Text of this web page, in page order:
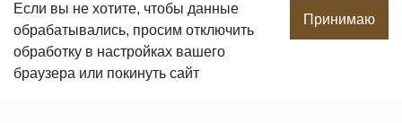
Производство
Сотрудничество
Сертификаты продукции
Вакансии
Если вы не хотите, чтобы данные
обрабатывались, просим отключить
обработку в настройках вашего
браузера или покинуть сайт
Принимаю